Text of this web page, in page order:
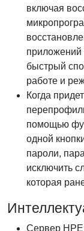
включая
быстрый
работе и
Когда
помощью
одной
пароли,
исключить
которая
Сервер HPE